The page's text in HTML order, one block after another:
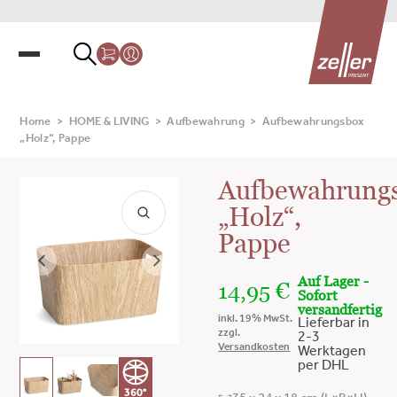
Home > HOME & LIVING > Aufbewahrung >
Aufbewahrungsbox
„Holz“, Pappe
360°
„Holz“,
Pappe
14,95€
inkl. 19% MwSt.
zzgl.
Versandkosten
Auf Lager -
Sofort
versandfertig
Lieferbar in
2-3
Werktagen
per DHL